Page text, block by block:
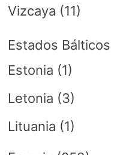
Vizcaya (11)
Estados Bálticos
Estonia (1)
Letonia (3)
Lituania (1)